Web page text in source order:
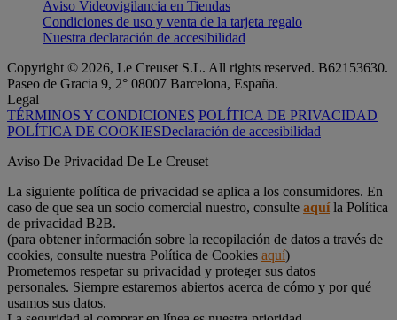
Aviso Videovigilancia en Tiendas
Condiciones de uso y venta de la tarjeta regalo
Nuestra declaración de accesibilidad
Copyright © 2026, Le Creuset S.L. All rights reserved. B62153630.
Paseo de Gracia 9, 2° 08007 Barcelona, España.
Legal
TÉRMINOS Y CONDICIONES POLÍTICA DE PRIVACIDAD
POLÍTICA DE COOKIESDeclaración de accesibilidad
Aviso De Privacidad De Le Creuset
La siguiente política de privacidad se aplica a los consumidores. En
caso de que sea un socio comercial nuestro, consulte aquíla Política
de privacidad B2B.
(para obtener información sobre la recopilación de datos a través de
cookies, consulte nuestra Política de Cookies aquí)
Prometemos respetar su privacidad y proteger sus datos
personales. Siempre estaremos abiertos acerca de cómo y por qué
usamos sus datos.